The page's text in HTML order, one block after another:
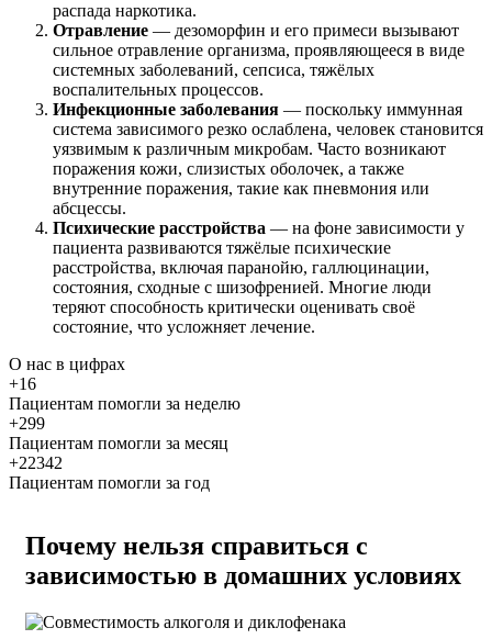
распада наркотика.
Отравление — дезоморфин и его примеси вызывают
сильное отравление организма, проявляющееся в виде
системных заболеваний, сепсиса, тяжёлых
воспалительных процессов.
Инфекционные заболевания — поскольку иммунная
система зависимого резко ослаблена, человек становится
уязвимым к различным микробам. Часто возникают
поражения кожи, слизистых оболочек, а также
внутренние поражения, такие как пневмония или
абсцессы.
Психические расстройства — на фоне зависимости у
пациента развиваются тяжёлые психические
расстройства, включая паранойю, галлюцинации,
состояния, сходные с шизофренией. Многие люди
теряют способность критически оценивать своё
состояние, что усложняет лечение.
О нас в цифрах
+16
Пациентам помогли за неделю
+299
Пациентам помогли за месяц
+22342
Пациентам помогли за год
Почему нельзя справиться с
зависимостью в домашних условиях